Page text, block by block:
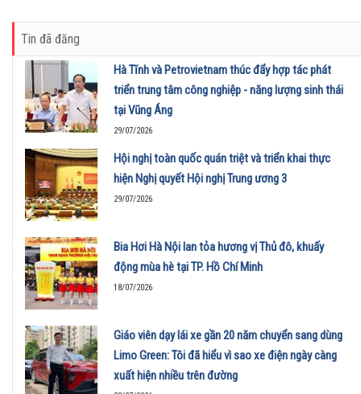
Tin đã đăng
Hà Tĩnh và Petrovietnam thúc đẩy hợp tác phát
triển trung tâm công nghiệp - năng lượng sinh thái
tại Vũng Áng
29/07/2026
Hội nghị toàn quốc quán triệt và triển khai thực
hiện Nghị quyết Hội nghị Trung ương 3
29/07/2026
Bia Hơi Hà Nội lan tỏa hương vị Thủ đô, khuấy
động mùa hè tại TP. Hồ Chí Minh
18/07/2026
Giáo viên dạy lái xe gần 20 năm chuyển sang dùng
Limo Green: Tôi đã hiểu vì sao xe điện ngày càng
xuất hiện nhiều trên đường